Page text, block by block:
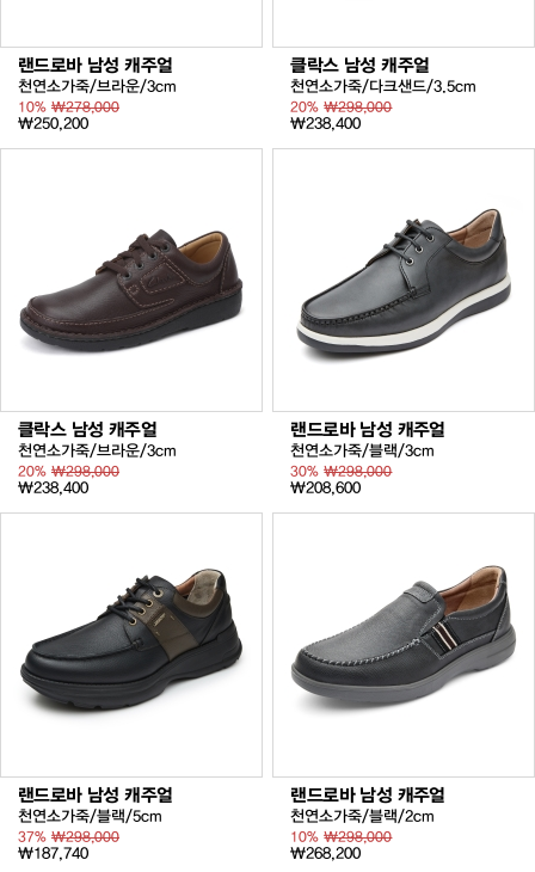
랜드로바 남성 캐주얼
천연소가죽/브라운/3cm
10% ₩278,000
₩250,200
클락스 남성 캐주얼
천연소가죽/다크샌드/3.5cm
20%₩298,000
₩238,400
클락스 남성 캐주얼
천연소가죽/브라운/3cm
20% ₩298,000
₩238,400
랜드로바 남성 캐주얼
천연소가죽/블랙/3cm
30%₩298,000
₩208,600
랜드로바 남성 캐주얼
천연소가죽/블랙/5cm
37% ₩298,000
₩187,740
랜드로바 남성 캐주얼
천연소가죽/블랙/2cm
10%₩298,000
₩268,200